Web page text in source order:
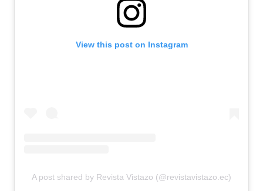
View this post on Instagram
A post shared by Revista Vistazo (@revistavistazo.ec)